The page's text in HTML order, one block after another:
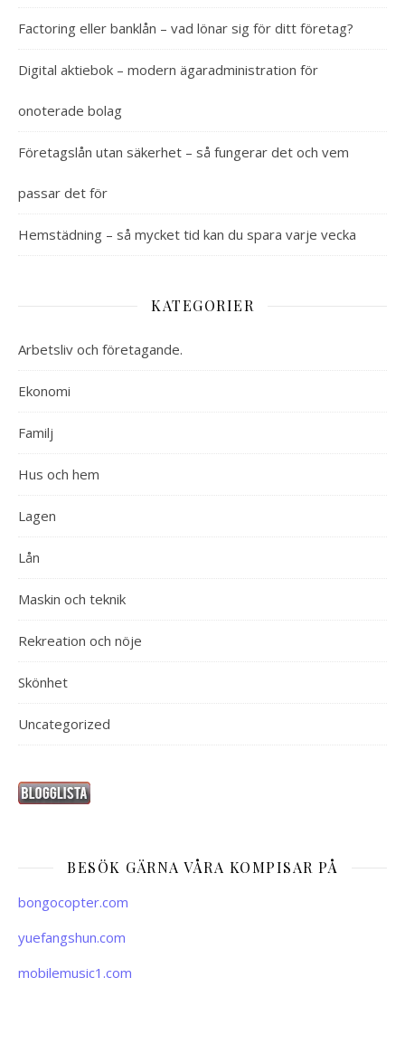
Factoring eller banklån – vad lönar sig för ditt företag?
Digital aktiebok – modern ägaradministration för
onoterade bolag
Företagslån utan säkerhet – så fungerar det och vem
passar det för
Hemstädning – så mycket tid kan du spara varje vecka
KATEGORIER
Arbetsliv och företagande.
Ekonomi
Familj
Hus och hem
Lagen
Lån
Maskin och teknik
Rekreation och nöje
Skönhet
Uncategorized
BESÖK GÄRNA VÅRA KOMPISAR PÅ
bongocopter.com
yuefangshun.com
mobilemusic1.com